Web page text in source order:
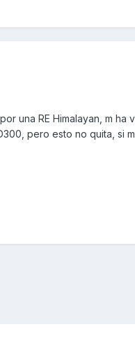
una RE Himalayan, m ha
pero esto no quita, si